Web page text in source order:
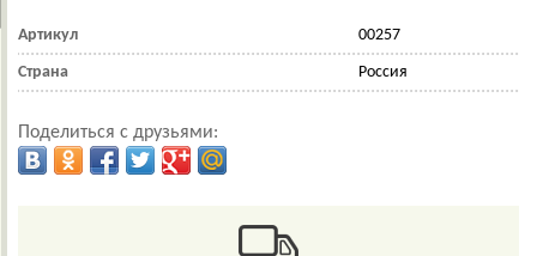
Артикул 00257
Страна Россия
Поделиться с друзьями: